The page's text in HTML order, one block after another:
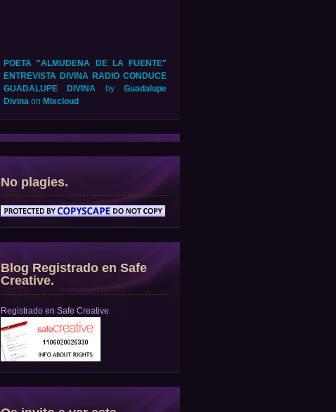
POETA "ALMUDENA DE LA FUENTE"
ENTREVISTA DIVINA RADIO CONDUCE
GUADALUPE DIVINA byGuadalupe
Divina on Mixcloud
No plagies.
Blog Registrado en Safe
Creative.
Registrado en Safe Creative